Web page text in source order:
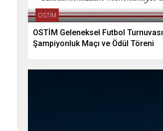
OSTİM
OSTİM Geleneksel Futbol Turnuvası
Şampiyonluk Maçı ve Ödül Töreni